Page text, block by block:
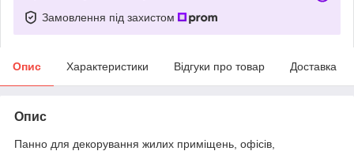
Замовлення під захистом
Опис Характеристики Відгуки про товар Доставка
Опис
Панно для декорування жилих приміщень, офісів,